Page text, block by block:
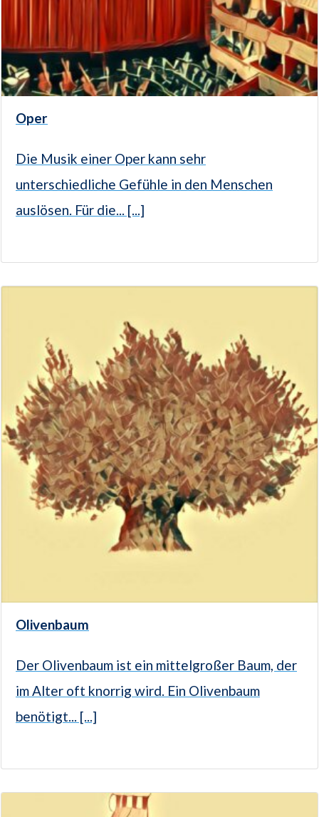
Oper
Die Musik einer Oper kann sehr
unterschiedliche Gefühle in den Menschen
auslösen. Für die... [...]
Olivenbaum
Der Olivenbaum ist ein mittelgroßer Baum, der
im Alter oft knorrig wird. Ein Olivenbaum
benötigt... [...]